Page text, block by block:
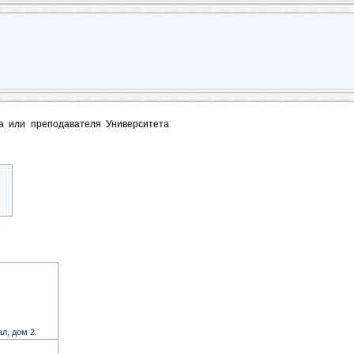
или преподавателя Университета
дом 2.